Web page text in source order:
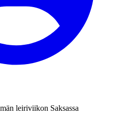
leiriviikon Saksassa